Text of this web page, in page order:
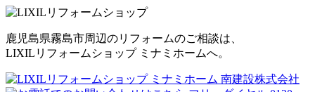
コ
テ
ン
ツ
へ
鹿児島県霧島市周辺のリフォームのご相談は、
LIXILリフォームショップ ミナミホームへ。